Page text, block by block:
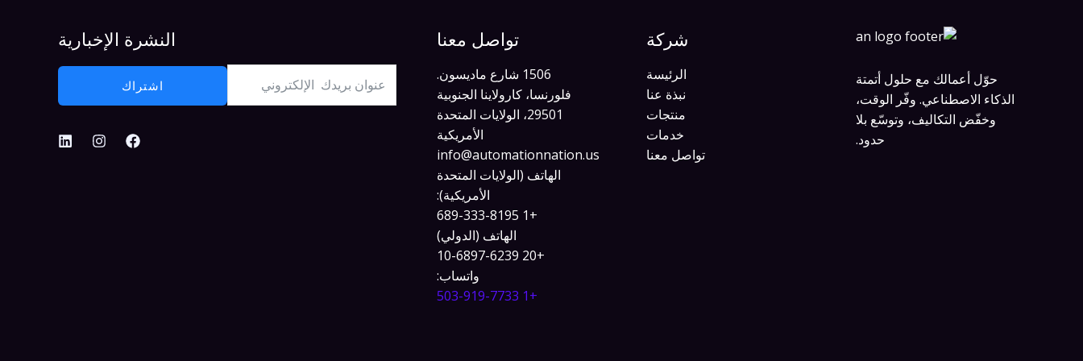
حوّل أعمالك مع حلول أتمتة
الذكاء الاصطناعي. وفّر الوقت،
وخفّض التكاليف، وتوسّع بلا
حدود.
شركة
الرئيسة
نبذة عنا
منتجات
خدمات
تواصل معنا
تواصل معنا
1506 شارع ماديسون.
فلورنسا، كارولاينا الجنوبية
29501، الولايات المتحدة
الأمريكية
info@automationnation.us​​
الهاتف (الولايات المتحدة
الأمريكية):
+1 689-333-8195
الهاتف (الدولي)
+20 10-6897-6239
واتساب:
+1 503-919-7733​
النشرة الإخبارية
اشتراك